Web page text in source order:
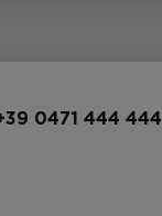
0471 444 444